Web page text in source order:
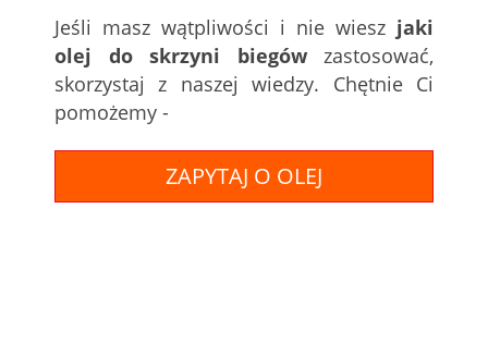
Jeśli masz wątpliwości i nie wiesz jaki
olej do skrzyni biegówzastosować,
skorzystaj z naszej wiedzy. Chętnie Ci
pomożemy -
ZAPYTAJ O OLEJ